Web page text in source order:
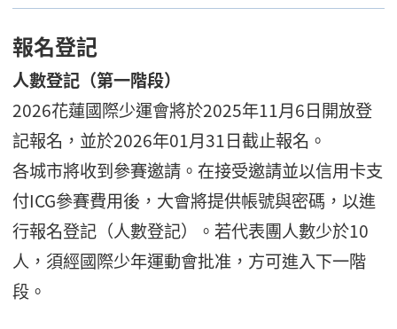
報名登記
人數登記（第一階段）
2026花蓮國際少運會將於2025年11月6日開放登
記報名，並於2026年01月31日截止報名。
各城市將收到參賽邀請。在接受邀請並以信用卡支
付ICG參賽費用後，大會將提供帳號與密碼，以進
行報名登記（人數登記）。若代表團人數少於10
人，須經國際少年運動會批准，方可進入下一階
段。